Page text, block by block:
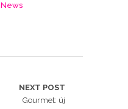
News
NEXT POST
Gourmet: új